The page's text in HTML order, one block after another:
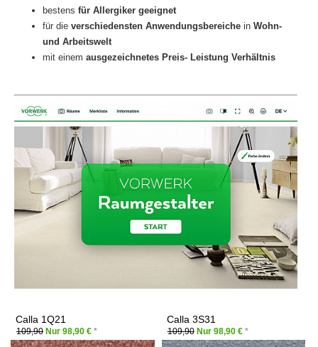
bestens für Allergiker geeignet
für die verschiedensten Anwendungsbereiche in Wohn-
und Arbeitswelt
mit einem ausgezeichnetes Preis- Leistung Verhältnis
Calla 1Q21
109,90 Nur 98,90 € *
Calla 3S31
109,90Nur 98,90 € *